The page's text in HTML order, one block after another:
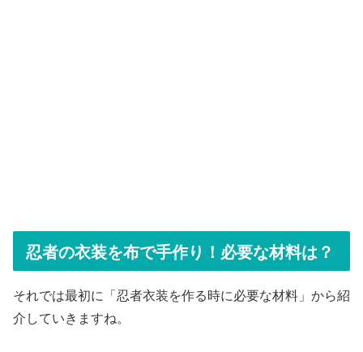
忍者の衣装を布で手作り！必要な材料は？
それでは最初に「忍者衣装を作る時に必要な材料」から紹
介していきますね。